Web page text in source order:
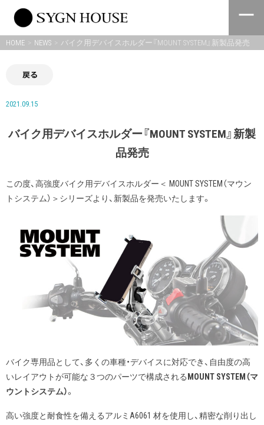
content
HOME NEWS バイク用デバイスホルダー『MOUNT SYSTEM』新製品発売
戻る
2021.09.15
バイク用デバイスホルダー『MOUNT SYSTEM』新製
品発売
この度、高強度バイク用デバイスホルダー＜ MOUNT SYSTEM（マウン
トシステム）＞シリーズより、新製品を発売いたします。
バイク専用品として、多くの車種・デバイスに対応でき、自由度の高
いレイアウトが可能な３つのパーツで構成される MOUNT SYSTEM（マ
ウントシステム）。
高い強度と耐食性を備えるアルミA6061 材を使用し、精密な削り出し